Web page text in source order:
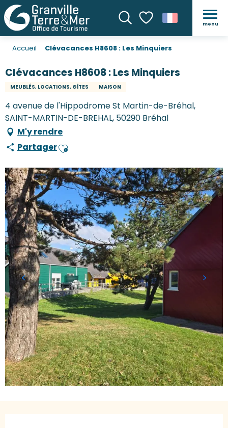
Recherche
Voir les favoris
menu
Accueil Clévacances H8608 : Les Minquiers
Clévacances H8608 : Les Minquiers
MEUBLÉS, LOCATIONS, GÎTES MAISON
4 avenue de l'Hippodrome St Martin-de-Bréhal,
SAINT-MARTIN-DE-BREHAL, 50290 Bréhal
M'y rendre
PartagerAjouter aux favoris